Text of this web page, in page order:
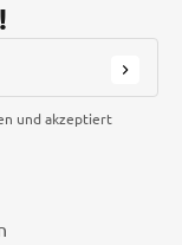
und akzeptiert